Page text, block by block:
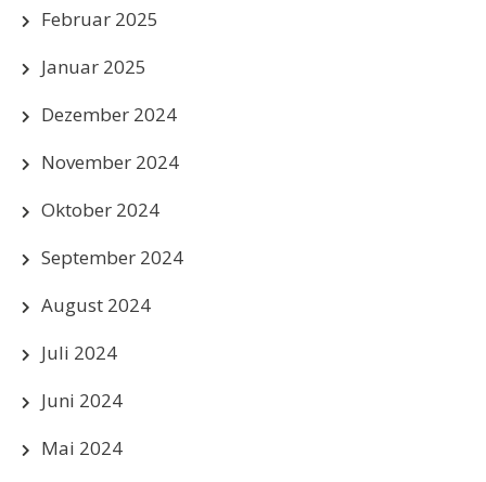
Februar 2025
Januar 2025
Dezember 2024
November 2024
Oktober 2024
September 2024
August 2024
Juli 2024
Juni 2024
Mai 2024